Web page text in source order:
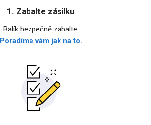
1. Zabalte zásilku
Balík bezpečně zabalte.
Poradíme vám jak na to.